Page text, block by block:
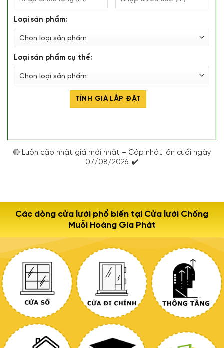
Loại sản phẩm:
Loại sản phẩm cụ thể:
TÍNH GIÁ LẮP ĐẶT
🔴 Luôn cập nhật giá mới nhất – Cập nhật lần cuối ngày
07/08/2026. ✔️
Các dòng cửa lưới phổ biến tại Cửa lưới Chống
Muỗi Hoàng Gia Phát